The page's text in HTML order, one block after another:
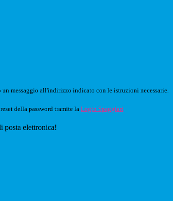
un messaggio all'indirizzo indicato con le istruzioni necessarie.
della password tramite la Login Spaggiari
posta elettronica!